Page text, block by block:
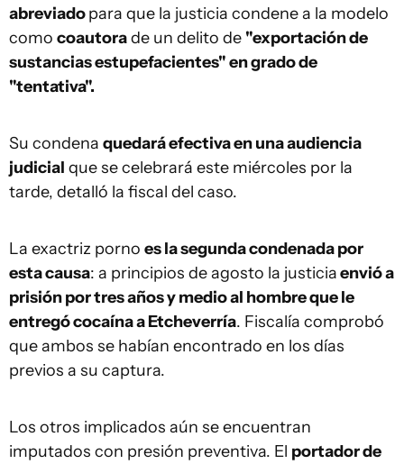
abreviadopara que la justicia condene a la modelo
como coautorade un delito de "exportación de
sustancias estupefacientes" en grado de
"tentativa".
Su condena quedará efectiva en una audiencia
judicial que se celebrará este miércoles por la
tarde, detalló la fiscal del caso.
La exactriz porno es la segunda condenada por
esta causa: a principios de agosto la justiciaenvió a
prisión por tres años y medio al hombre que le
entregó cocaína a Etcheverría. Fiscalía comprobó
que ambos se habían encontrado en los días
previos a su captura.
Los otros implicados aún se encuentran
imputados con presión preventiva. El portador de